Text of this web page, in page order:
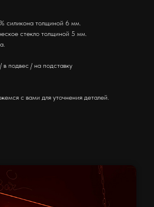
силикона толщиной 6 мм.
стекло толщиной 5 мм.
подвес / на подставку
с вами для уточнения деталей.